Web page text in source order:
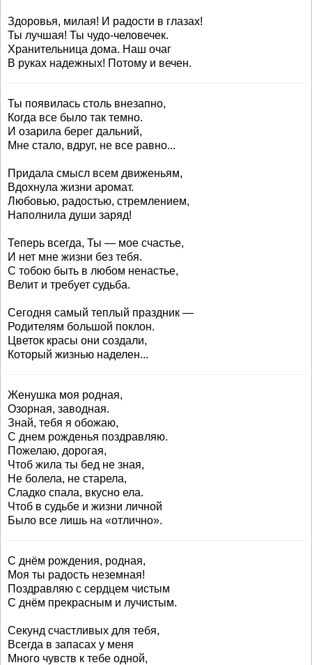
Здоровья, милая! И радости в глазах!
Ты лучшая! Ты чудо-человечек.
Хранительница дома. Наш очаг
В руках надежных! Потому и вечен.
Ты появилась столь внезапно,
Когда все было так темно.
И озарила берег дальний,
Мне стало, вдруг, не все равно...
Придала смысл всем движеньям,
Вдохнула жизни аромат.
Любовью, радостью, стремлением,
Наполнила души заряд!
Теперь всегда, Ты — мое счастье,
И нет мне жизни без тебя.
С тобою быть в любом ненастье,
Велит и требует судьба.
Сегодня самый теплый праздник —
Родителям большой поклон.
Цветок красы они создали,
Который жизнью наделен...
Женушка моя родная,
Озорная, заводная.
Знай, тебя я обожаю,
С днем рожденья поздравляю.
Пожелаю, дорогая,
Чтоб жила ты бед не зная,
Не болела, не старела,
Сладко спала, вкусно ела.
Чтоб в судьбе и жизни личной
Было все лишь на «отлично».
С днём рождения, родная,
Моя ты радость неземная!
Поздравляю с сердцем чистым
С днём прекрасным и лучистым.
Секунд счастливых для тебя,
Всегда в запасах у меня
Много чувств к тебе одной,